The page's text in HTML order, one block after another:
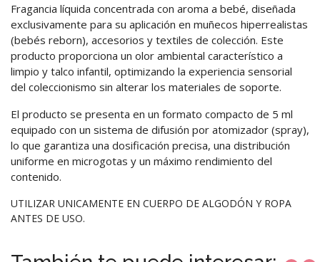
Fragancia líquida concentrada con aroma a bebé, diseñada
exclusivamente para su aplicación en muñecos hiperrealistas
(bebés reborn), accesorios y textiles de colección. Este
producto proporciona un olor ambiental característico a
limpio y talco infantil, optimizando la experiencia sensorial
del coleccionismo sin alterar los materiales de soporte.
El producto se presenta en un formato compacto de 5 ml
equipado con un sistema de difusión por atomizador (spray),
lo que garantiza una dosificación precisa, una distribución
uniforme en microgotas y un máximo rendimiento del
contenido.
UTILIZAR UNICAMENTE EN CUERPO DE ALGODÓN Y ROPA
ANTES DE USO.